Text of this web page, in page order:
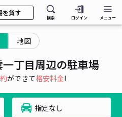
を貸す
検索 ログイン メニュー
地図
丁目周辺の駐車場
ができて格安料金!
指定なし